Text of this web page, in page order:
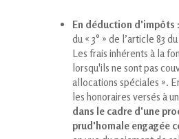
En déduction d'impôts
du « 3° » de l’article 83
Les frais inhérents à la
lorsqu'ils ne sont pas
allocations spéciales ».
les honoraires versés à
dans le cadre d'une
prud'homale engagée